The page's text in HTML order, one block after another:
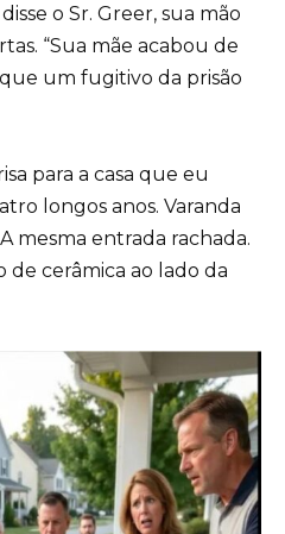
o Sr. Greer, sua mão
“Sua mãe acabou de
que um fugitivo da prisão
para a casa que eu
longos anos. Varanda
mesma entrada rachada.
cerâmica ao lado da